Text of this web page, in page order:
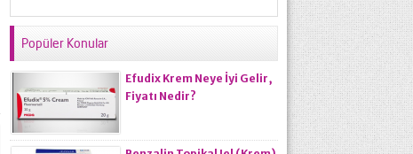
Popüler Konular
Efudix Krem Neye İyi Gelir,
Fiyatı Nedir?